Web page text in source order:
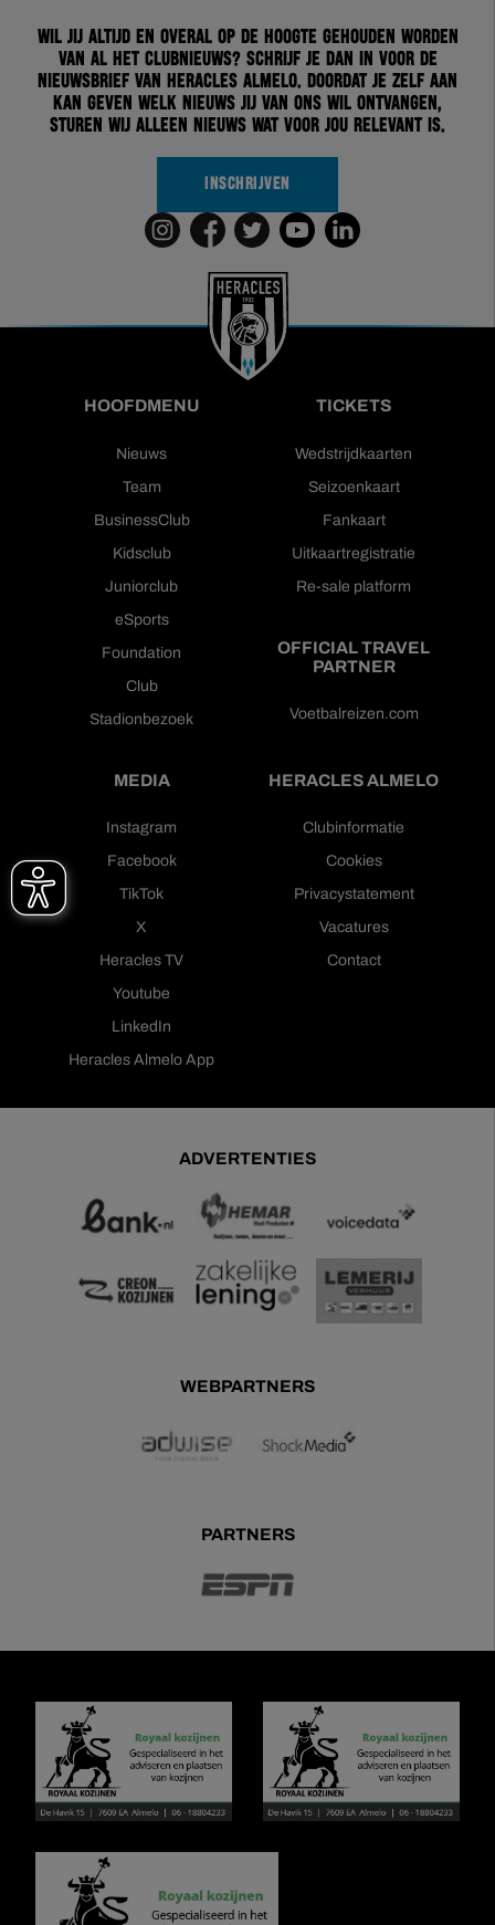
Wil jij altijd en overal op de hoogte gehouden worden
van al het clubnieuws? Schrijf je dan in voor de
nieuwsbrief van Heracles Almelo. Doordat je zelf aan
kan geven welk nieuws jij van ons wil ontvangen,
sturen wij alleen nieuws wat voor jou relevant is.
INSCHRIJVEN
HOOFDMENU
Nieuws
Team
BusinessClub
Kidsclub
Juniorclub
eSports
Foundation
Club
Stadionbezoek
TICKETS
Wedstrijdkaarten
Seizoenkaart
Fankaart
Uitkaartregistratie
Re-sale platform
OFFICIAL TRAVEL
PARTNER
Voetbalreizen.com
MEDIA
Instagram
Facebook
TikTok
X
Heracles TV
Youtube
LinkedIn
Heracles Almelo App
HERACLES ALMELO
Clubinformatie
Cookies
Privacystatement
Vacatures
Contact
ADVERTENTIES
WEBPARTNERS
PARTNERS